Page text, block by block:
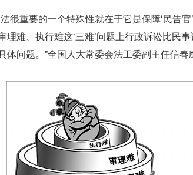
重要的一个特殊性就在于它是保障‘民告官
理难、执行难这‘三难’问题上行政诉讼比民
体问题。”全国人大常委会法工委副主任信春